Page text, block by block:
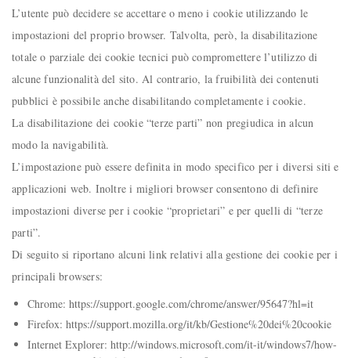
L’utente può decidere se accettare o meno i cookie utilizzando le
impostazioni del proprio browser. Talvolta, però, la disabilitazione
totale o parziale dei cookie tecnici può compromettere l’utilizzo di
alcune funzionalità del sito. Al contrario, la fruibilità dei contenuti
pubblici è possibile anche disabilitando completamente i cookie.
La disabilitazione dei cookie “terze parti” non pregiudica in alcun
modo la navigabilità.
L’impostazione può essere definita in modo specifico per i diversi siti e
applicazioni web. Inoltre i migliori browser consentono di definire
impostazioni diverse per i cookie “proprietari” e per quelli di “terze
parti”.
Di seguito si riportano alcuni link relativi alla gestione dei cookie per i
principali browsers:
Chrome: https://support.google.com/chrome/answer/95647?hl=it
Firefox: https://support.mozilla.org/it/kb/Gestione%20dei%20cookie
Internet Explorer: http://windows.microsoft.com/it-it/windows7/how-